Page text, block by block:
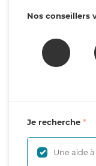
Nos conseillers
Je recherche
Une aide